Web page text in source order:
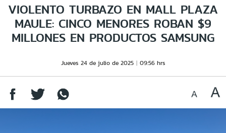
VIOLENTO TURBAZO EN MALL PLAZA
MAULE: CINCO MENORES ROBAN $9
MILLONES EN PRODUCTOS SAMSUNG
Jueves 24 de julio de 2025 09:56 hrs